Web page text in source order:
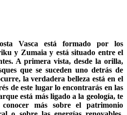
Vasca está formado por los
y Zumaia y está situado entre el
A primera vista, desde la orilla,
que se suceden uno detrás de
la verdadera belleza está en el
de este lugar lo encontrarás en las
está más ligado a la geología, te
más sobre el patrimonio